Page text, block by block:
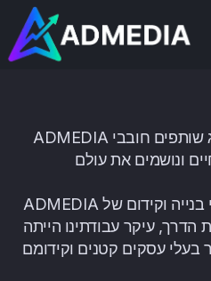
ADMEDIA הוקמה בשנת 2017 על ידי זוג שותפים חובבי
ונושמים את עולם
ADMEDIA הוקמה במטרה לספק שירותי בנייה וקידום של
עיקר עבודתינו הייתה
בעלי עסקים קטנים וקידומם